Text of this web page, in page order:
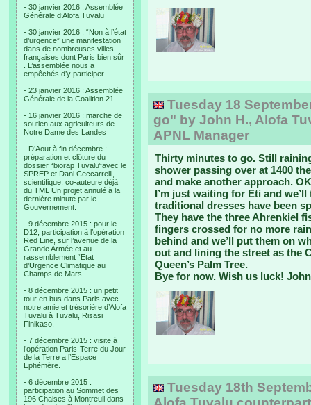
- 30 janvier 2016 : Assemblée
Générale d’Alofa Tuvalu
- 30 janvier 2016 : “Non à l’état
d’urgence” une manifestation
dans de nombreuses villes
françaises dont Paris bien sûr
. L’assemblée nous a
empêchés d’y participer.
- 23 janvier 2016 : Assemblée
Générale de la Coalition 21
- 16 janvier 2016 : marche de
soutien aux agriculteurs de
Notre Dame des Landes
- D’Aout à fin décembre :
préparation et clôture du
dossier “biorap Tuvalu“avec le
SPREP et Dani Ceccarrelli,
scientifique, co-auteure déjà
du TML Un projet annulé à la
dernière minute par le
Gouvernement.
- 9 décembre 2015 : pour le
D12, participation à l’opération
Red Line, sur l’avenue de la
Grande Armée et au
rassemblement “Etat
d’Urgence Climatique au
Champs de Mars.
- 8 décembre 2015 : un petit
tour en bus dans Paris avec
notre amie et trésorière d’Alofa
Tuvalu à Tuvalu, Risasi
Finikaso.
- 7 décembre 2015 : visite à
l’opération Paris-Terre du Jour
de la Terre a l’Espace
Ephémère.
- 6 décembre 2015 :
participation au Sommet des
196 Chaises à Montreuil dans
Tuesday 18
go" by John H., Alofa
APNL Manager
Thirty minutes to go. Still
shower passing over at 1400
and make another approach.
I’m just waiting for Eti and
traditional dresses have been
They have the three Ahrenkiel
fingers crossed for no more
behind and we’ll put them on
out and lining the street as the
Queen’s Palm Tree.
Bye for now. Wish us luck!
Tuesday 18th